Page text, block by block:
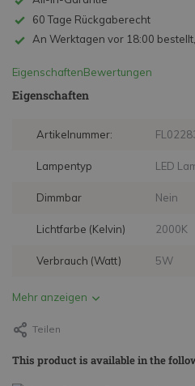
60 Tage Rückgaberecht
An Werktagen vor 18:00
EigenschaftenBewertungen
Eigenschaften
Artikelnummer:
Lampentyp LED
Dimmbar Nein
Lichtfarbe (Kelvin) 2000K
Verbrauch (Watt) 5W
Mehr anzeigen
Teilen
This product is available in the